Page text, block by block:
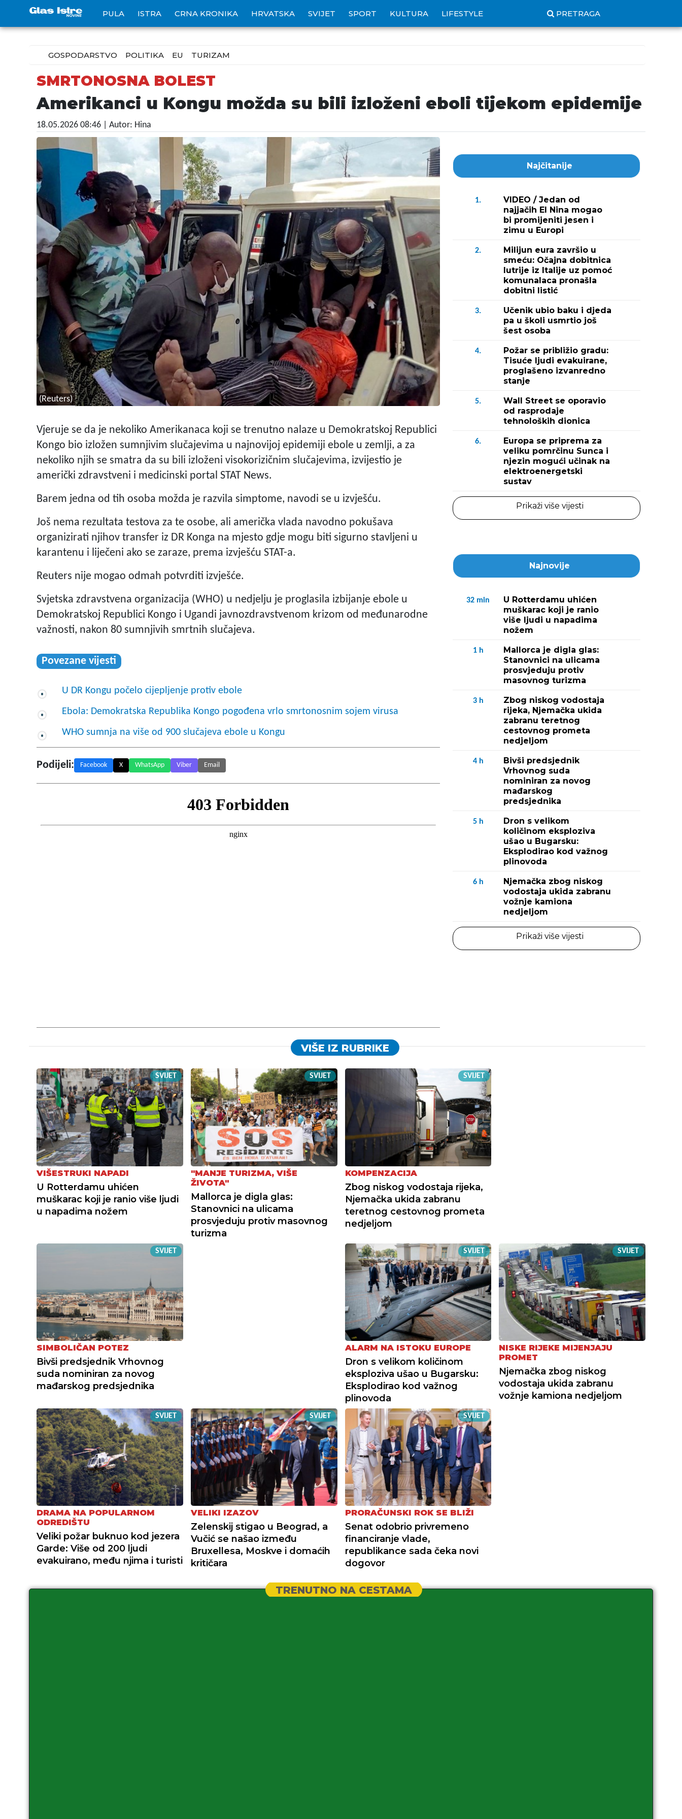
PULA ISTRA CRNA KRONIKA HRVATSKA SVIJET SPORT KULTURA LIFESTYLE PRETRAGA
GOSPODARSTVO POLITIKA EU TURIZAM
SMRTONOSNA BOLEST
Amerikanci u Kongu možda su bili izloženi eboli tijekom epidemije
18.05.2026 08:46 | Autor: Hina
(Reuters)
Vjeruje se da je nekoliko Amerikanaca koji se trenutno nalaze u Demokratskoj Republici
Kongo bio izložen sumnjivim slučajevima u najnovijoj epidemiji ebole u zemlji, a za
nekoliko njih se smatra da su bili izloženi visokorizičnim slučajevima, izvijestio je
američki zdravstveni i medicinski portal STAT News.
Barem jedna od tih osoba možda je razvila simptome, navodi se u izvješću.
Još nema rezultata testova za te osobe, ali američka vlada navodno pokušava
organizirati njihov transfer iz DR Konga na mjesto gdje mogu biti sigurno stavljeni u
karantenu i liječeni ako se zaraze, prema izvješću STAT-a.
Reuters nije mogao odmah potvrditi izvješće.
Svjetska zdravstvena organizacija (WHO) u nedjelju je proglasila izbijanje ebole u
Demokratskoj Republici Kongo i Ugandi javnozdravstvenom krizom od međunarodne
važnosti, nakon 80 sumnjivih smrtnih slučajeva.
Povezane vijesti
U DR Kongu počelo cijepljenje protiv ebole
Ebola: Demokratska Republika Kongo pogođena vrlo smrtonosnim sojem virusa
WHO sumnja na više od 900 slučajeva ebole u Kongu
Podijeli: Facebook X WhatsApp Viber Email
Najčitanije
1.
VIDEO / Jedan od
najjačih El Nina mogao
bi promijeniti jesen i
zimu u Europi
2.
Milijun eura završio u
smeću: Očajna dobitnica
lutrije iz Italije uz pomoć
komunalaca pronašla
dobitni listić
3.
Učenik ubio baku i djeda
pa u školi usmrtio još
šest osoba
4.
Požar se približio gradu:
Tisuće ljudi evakuirane,
proglašeno izvanredno
stanje
5.
Wall Street se oporavio
od rasprodaje
tehnoloških dionica
6.
Europa se priprema za
veliku pomrčinu Sunca i
njezin mogući učinak na
elektroenergetski
sustav
Prikaži više vijesti
Najnovije
32 min
U Rotterdamu uhićen
muškarac koji je ranio
više ljudi u napadima
nožem
1 h
Mallorca je digla glas:
Stanovnici na ulicama
prosvjeduju protiv
masovnog turizma
3 h
Zbog niskog vodostaja
rijeka, Njemačka ukida
zabranu teretnog
cestovnog prometa
nedjeljom
4 h
Bivši predsjednik
Vrhovnog suda
nominiran za novog
mađarskog
predsjednika
5 h
Dron s velikom
količinom eksploziva
ušao u Bugarsku:
Eksplodirao kod važnog
plinovoda
6 h
Njemačka zbog niskog
vodostaja ukida zabranu
vožnje kamiona
nedjeljom
Prikaži više vijesti
VIŠE IZ RUBRIKE
SVIJET
VIŠESTRUKI NAPADI
U Rotterdamu uhićen
muškarac koji je ranio više ljudi
u napadima nožem
SVIJET
"MANJE TURIZMA, VIŠE
ŽIVOTA"
Mallorca je digla glas:
Stanovnici na ulicama
prosvjeduju protiv masovnog
turizma
SVIJET
KOMPENZACIJA
Zbog niskog vodostaja rijeka,
Njemačka ukida zabranu
teretnog cestovnog prometa
nedjeljom
SVIJET
SIMBOLIČAN POTEZ
Bivši predsjednik Vrhovnog
suda nominiran za novog
mađarskog predsjednika
SVIJET
ALARM NA ISTOKU EUROPE
Dron s velikom količinom
eksploziva ušao u Bugarsku:
Eksplodirao kod važnog
plinovoda
SVIJET
NISKE RIJEKE MIJENJAJU
PROMET
Njemačka zbog niskog
vodostaja ukida zabranu
vožnje kamiona nedjeljom
SVIJET
DRAMA NA POPULARNOM
ODREDIŠTU
Veliki požar buknuo kod jezera
Garde: Više od 200 ljudi
evakuirano, među njima i turisti
SVIJET
VELIKI IZAZOV
Zelenskij stigao u Beograd, a
Vučić se našao između
Bruxellesa, Moskve i domaćih
kritičara
SVIJET
PRORAČUNSKI ROK SE BLIŽI
Senat odobrio privremeno
financiranje vlade,
republikance sada čeka novi
dogovor
TRENUTNO NA CESTAMA